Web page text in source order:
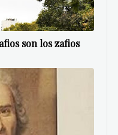
son los zafios